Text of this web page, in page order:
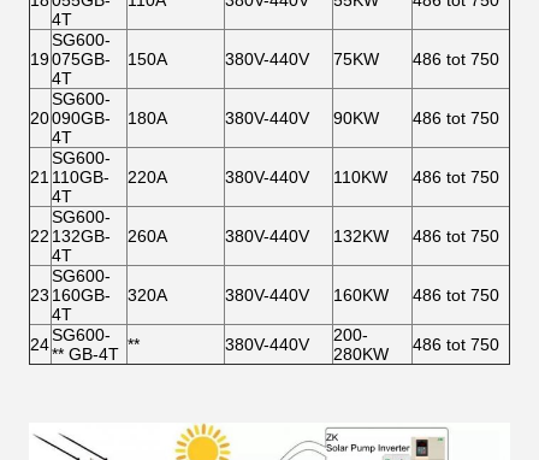
4T
19
SG600-
075GB-
4T
150A 380V-440V 75KW 486 tot 750
20
SG600-
090GB-
4T
180A 380V-440V 90KW 486 tot 750
21
SG600-
110GB-
4T
220A 380V-440V 110KW 486 tot 750
22
SG600-
132GB-
4T
260A 380V-440V 132KW 486 tot 750
23
SG600-
160GB-
4T
320A 380V-440V 160KW 486 tot 750
24SG600-
** GB-4T ** 380V-440V
200-
280KW
486 tot 750